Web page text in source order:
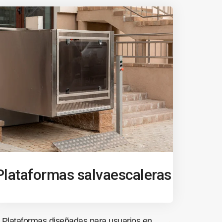
salvaescaleras